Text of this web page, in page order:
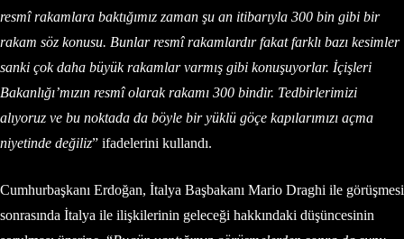
resmî rakamlara baktığımız zaman şu an itibarıyla 300 bin gibi bir
rakam söz konusu. Bunlar resmî rakamlardır fakat farklı bazı kesimler
sanki çok daha büyük rakamlar varmış gibi konuşuyorlar. İçişleri
Bakanlığı’mızın resmî olarak rakamı 300 bindir. Tedbirlerimizi
alıyoruz ve bu noktada da böyle bir yüklü göçe kapılarımızı açma
niyetinde değiliz” ifadelerini kullandı.
Cumhurbaşkanı Erdoğan, İtalya Başbakanı Mario Draghi ile görüşmesi
sonrasında İtalya ile ilişkilerinin geleceği hakkındaki düşüncesinin